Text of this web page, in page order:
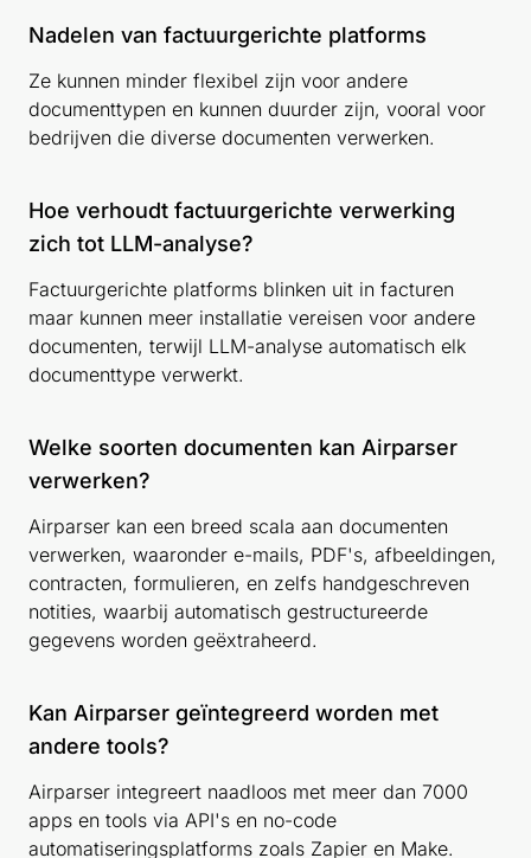
Nadelen van factuurgerichte platforms
Ze kunnen minder flexibel zijn voor andere
documenttypen en kunnen duurder zijn, vooral voor
bedrijven die diverse documenten verwerken.
Hoe verhoudt factuurgerichte verwerking
zich tot LLM-analyse?
Factuurgerichte platforms blinken uit in facturen
maar kunnen meer installatie vereisen voor andere
documenten, terwijl LLM-analyse automatisch elk
documenttype verwerkt.
Welke soorten documenten kan Airparser
verwerken?
Airparser kan een breed scala aan documenten
verwerken, waaronder e-mails, PDF's, afbeeldingen,
contracten, formulieren, en zelfs handgeschreven
notities, waarbij automatisch gestructureerde
gegevens worden geëxtraheerd.
Kan Airparser geïntegreerd worden met
andere tools?
Airparser integreert naadloos met meer dan 7000
apps en tools via API's en no-code
automatiseringsplatforms zoals Zapier en Make.